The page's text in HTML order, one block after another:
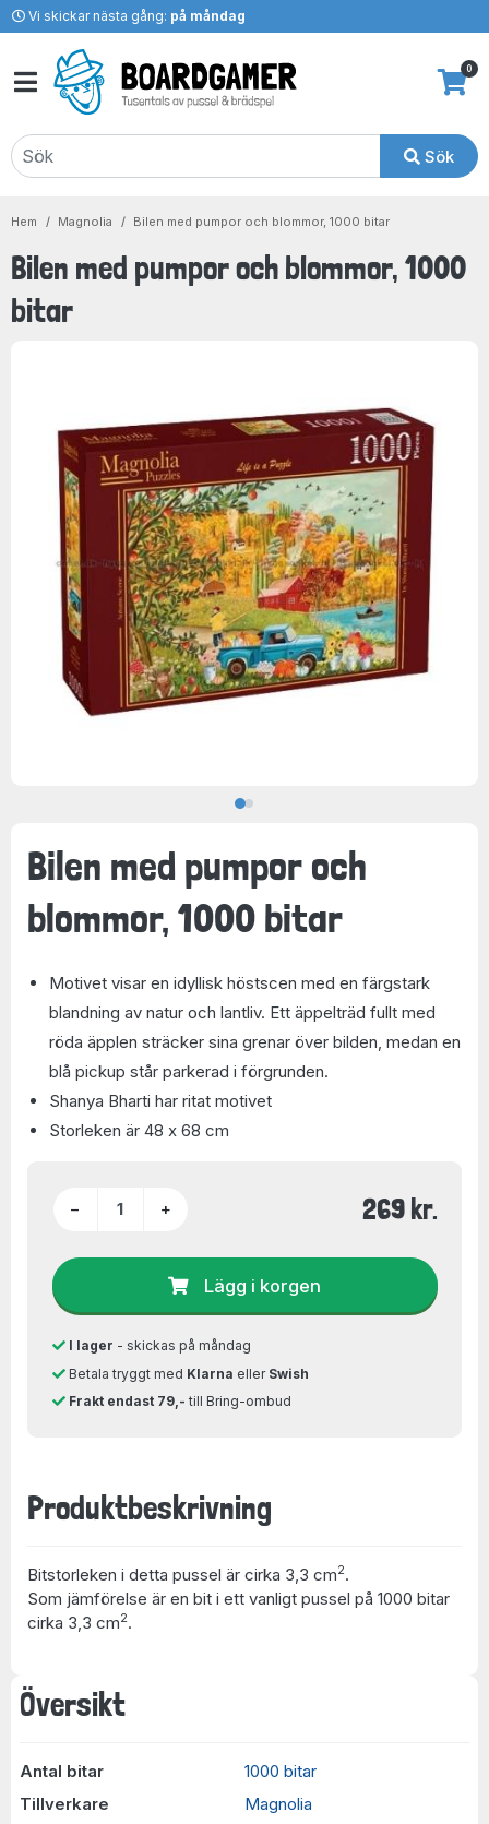
Vi skickar nästa gång: på måndag
Sök
0
Hem Magnolia Bilen med pumpor och blommor, 1000 bitar
Bilen med pumpor och blommor, 1000
bitar
Översikt
Antal bitar
1000 bitar
Tillverkare
Magnolia
Bilen med pumpor och
blommor, 1000 bitar
Motivet visar en idyllisk höstscen med en färgstark
blandning av natur och lantliv. Ett äppelträd fullt med
röda äpplen sträcker sina grenar över bilden, medan en
blå pickup står parkerad i förgrunden.
Shanya Bharti har ritat motivet
Storleken är 48 x 68 cm
− + 269 kr.
Lägg i korgen
I lager - skickas på måndag
Betala tryggt med Klarna eller Swish
Frakt endast 79,- till Bring-ombud
Produktbeskrivning
Bitstorleken i detta pussel är cirka 3,3 cm2.
Som jämförelse är en bit i ett vanligt pussel på 1000 bitar
cirka 3,3 cm2.